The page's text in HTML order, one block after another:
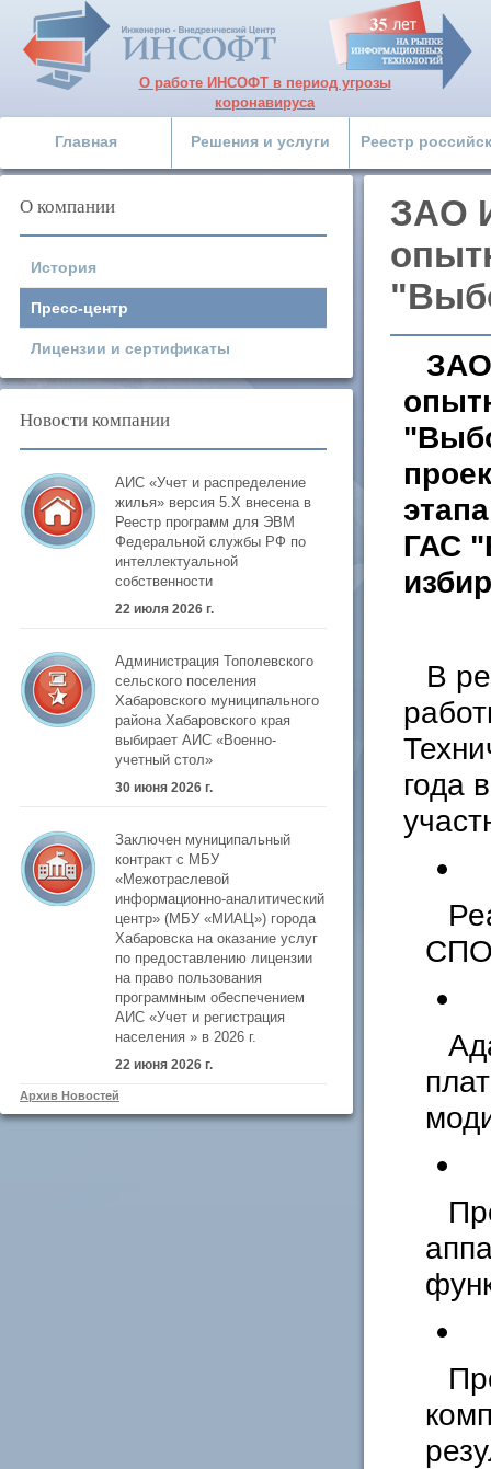
О работе ИНСОФТ в период угрозы
коронавируса
Главная Решения и услуги Реестр
О компании
История
Пресс-центр
Лицензии и сертификаты
Новости компании
АИС «Учет и распределение
жилья» версия 5.Х внесена в
Реестр программ для ЭВМ
Федеральной службы РФ по
интеллектуальной
собственности
22 июля 2026 г.
Администрация Тополевского
сельского поселения
Хабаровского муниципального
района Хабаровского края
выбирает АИС «Военно-
учетный стол»
30 июня 2026 г.
Заключен муниципальный
контракт с МБУ
«Межотраслевой
информационно-аналитический
центр» (МБУ «МИАЦ») города
Хабаровска на оказание услуг
по предоставлению лицензии
на право пользования
программным обеспечением
АИС «Учет и регистрация
населения » в 2026 г.
22 июня 2026 г.
Архив Новостей
ЗАО
ГАС
В
года